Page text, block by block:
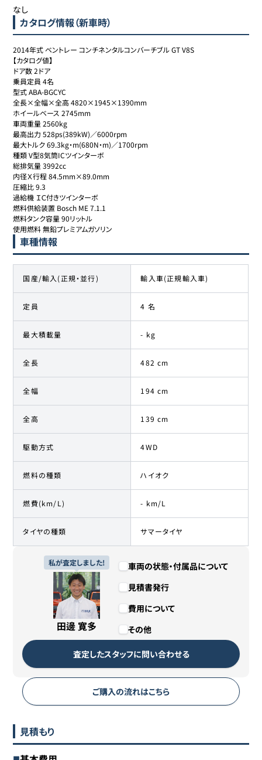
なし
カタログ情報（新車時）
2014年式 ベントレー コンチネンタルコンバーチブル GT V8S
【カタログ値】
ドア数 2ドア
乗員定員 4名
型式 ABA-BGCYC
全長×全幅×全高 4820×1945×1390mm
ホイールベース 2745mm
車両重量 2560kg
最高出力 528ps(389kW)／6000rpm
最大トルク 69.3kg・m(680N・m)／1700rpm
種類 V型8気筒ICツインターボ
総排気量 3992cc
内径Ｘ行程 84.5mm×89.0mm
圧縮比 9.3
過給機 ＩＣ付きツインターボ
燃料供給装置 Bosch ME 7.1.1
燃料タンク容量 90リットル
使用燃料 無鉛プレミアムガソリン
車種情報
国産/輸入(正規・並行) 輸入車(正規輸入車)
定員 4 名
最大積載量 - kg
全長 482 cm
全幅 194 cm
全高 139 cm
駆動方式 4WD
燃料の種類 ハイオク
燃費(km/L) - km/L
タイヤの種類 サマータイヤ
私が査定しました!
田邊 寛多
車両の状態・付属品について
見積書発行
費用について
その他
査定したスタッフに問い合わせる
ご購入の流れはこちら
見積もり